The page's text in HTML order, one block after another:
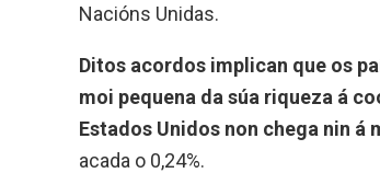
Nacións Unidas.
Ditos acordos implican que os
moi pequena da súa riqueza á
Estados Unidos non chega nin á
acada o 0,24%.